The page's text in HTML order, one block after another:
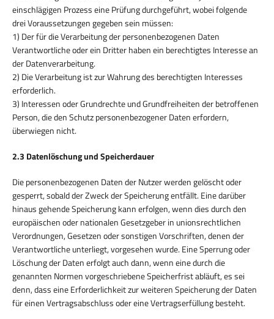
einschlägigen Prozess eine Prüfung durchgeführt, wobei folgende
drei Voraussetzungen gegeben sein müssen:
1) Der für die Verarbeitung der personenbezogenen Daten
Verantwortliche oder ein Dritter haben ein berechtigtes Interesse an
der Datenverarbeitung.
2) Die Verarbeitung ist zur Wahrung des berechtigten Interesses
erforderlich.
3) Interessen oder Grundrechte und Grundfreiheiten der betroffenen
Person, die den Schutz personenbezogener Daten erfordern,
überwiegen nicht.
2.3 Datenlöschung und Speicherdauer
Die personenbezogenen Daten der Nutzer werden gelöscht oder
gesperrt, sobald der Zweck der Speicherung entfällt. Eine darüber
hinaus gehende Speicherung kann erfolgen, wenn dies durch den
europäischen oder nationalen Gesetzgeber in unionsrechtlichen
Verordnungen, Gesetzen oder sonstigen Vorschriften, denen der
Verantwortliche unterliegt, vorgesehen wurde. Eine Sperrung oder
Löschung der Daten erfolgt auch dann, wenn eine durch die
genannten Normen vorgeschriebene Speicherfrist abläuft, es sei
denn, dass eine Erforderlichkeit zur weiteren Speicherung der Daten
für einen Vertragsabschluss oder eine Vertragserfüllung besteht.